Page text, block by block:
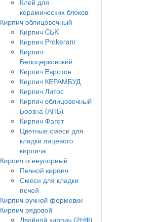
керамических блоков
Кирпич облицовочный
Кирпич CБK
Кирпич Prokeram
Кирпич
Белоцерковский
Кирпич Евротон
Кирпич КЕРАМБУД
Кирпич Литос
Кирпич облицовочный
Борзна (АПБ)
Кирпич Фагот
Цветные смеси для
кладки лицевого
кирпича
Кирпич огнеупорный
Печной кирпич
Смеси для кладки
печей
Кирпич ручной формовки
Кирпич рядовой
Двойной кирпич (2НФ)